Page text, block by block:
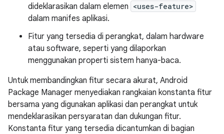
dideklarasikan dalam elemen <uses-feature>
dalam manifes aplikasi.
Fitur yang tersedia di perangkat, dalam hardware
atau software, seperti yang dilaporkan
menggunakan properti sistem hanya-baca.
Untuk membandingkan fitur secara akurat, Android
Package Manager menyediakan rangkaian konstanta fitur
bersama yang digunakan aplikasi dan perangkat untuk
mendeklarasikan persyaratan dan dukungan fitur.
Konstanta fitur yang tersedia dicantumkan di bagian